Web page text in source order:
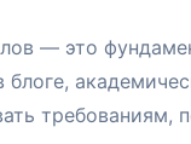
— это
блоге,
требованиям,